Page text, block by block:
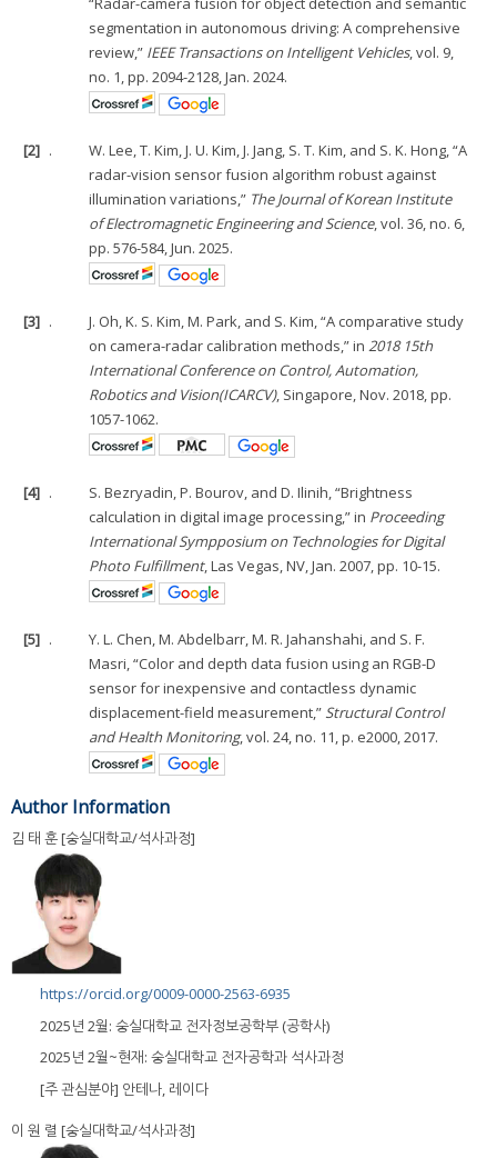
segmentation in autonomous driving: A comprehensive
review,” IEEE Transactions on Intelligent Vehicles, vol. 9,
no. 1, pp. 2094-2128, Jan. 2024.
[2] .
W. Lee, T. Kim, J. U. Kim, J. Jang, S. T. Kim, and S. K. Hong, “A
radar-vision sensor fusion algorithm robust against
illumination variations,” The Journal of Korean Institute
of Electromagnetic Engineering and Science, vol. 36, no. 6,
pp. 576-584, Jun. 2025.
[3] .
J. Oh, K. S. Kim, M. Park, and S. Kim, “A comparative study
on camera-radar calibration methods,” in2018 15th
International Conference on Control, Automation,
Robotics and Vision(ICARCV), Singapore, Nov. 2018, pp.
1057-1062.
[4] .
S. Bezryadin, P. Bourov, and D. Ilinih, “Brightness
calculation in digital image processing,” in Proceeding
International Sympposium on Technologies for Digital
Photo Fulfillment, Las Vegas, NV, Jan. 2007, pp. 10-15.
[5] .
Y. L. Chen, M. Abdelbarr, M. R. Jahanshahi, and S. F.
Masri, “Color and depth data fusion using an RGB-D
sensor for inexpensive and contactless dynamic
displacement-field measurement,” Structural Control
and Health Monitoring, vol. 24, no. 11, p. e2000, 2017.
Author Information
김 태 훈 [숭실대학교/석사과정]
https://orcid.org/0009-0000-2563-6935
2025년 2월: 숭실대학교 전자정보공학부 (공학사)
2025년 2월~현재: 숭실대학교 전자공학과 석사과정
[주 관심분야] 안테나, 레이다
이 원 렬 [숭실대학교/석사과정]